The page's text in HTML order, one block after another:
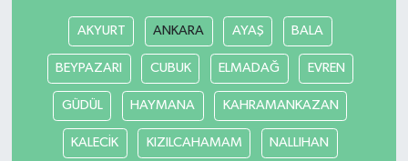
AKYURT ANKARA AYAŞ BALA
BEYPAZARI CUBUK ELMADAĞ EVREN
GÜDÜL HAYMANA KAHRAMANKAZAN
KALECİK KIZILCAHAMAM NALLIHAN